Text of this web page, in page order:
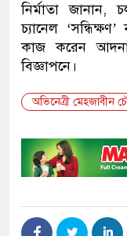
নির্মাতা জানান,
চ‍্যানেল
কাজ করেন
বিজ্ঞাপনে।
অভিনেত্রী মেহজাবীন